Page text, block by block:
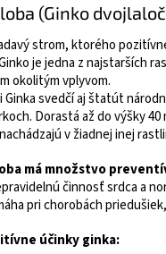
(Ginko
strom, ktorého
je jedna z najstarších
okolitým vplyvom.
Ginka svedčí aj štatút
Dorastá až do výšky
v žiadnej inej
má množstvo
činnosť srdca a
pri chorobách
účinky ginka: